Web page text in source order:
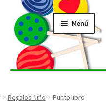
Menú
Regalos Niño
Punto libro